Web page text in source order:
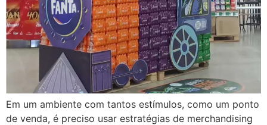
Em um ambiente com tantos estímulos, como um ponto
de venda, é preciso usar estratégias de merchandising